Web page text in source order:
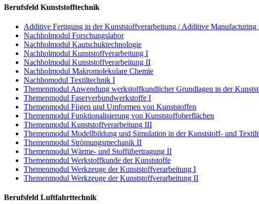
Berufsfeld Kunststofftechnik
Additive Fertigung in der Kunststoffverarbeitung / Additive Manufacturing
Nachholmodul Forschungslabor
Nachholmodul Kautschuktechnologie
Nachholmodul Kunststoffverarbeitung I
Nachholmodul Kunststoffverarbeitung II
Nachholmodul Makromolekulare Chemie
Nachhomodul Textiltechnik I
Themenmodul Anwendung werkstoffkundlicher Grundlagen in der
Themenmodul Faserverbundwerkstoffe I
Themenmodul Fügen und Umformen von Kunststoffen
Themenmodul Funktionalisierung von Kunststoffoberflächen
Themenmodul Kunststoffverarbeitung III
Themenmodul Modellbildung und Simulation in der Kunststoff- und
Themenmodul Strömungsmechanik II
Themenmodul Wärme- und Stoffübertragung II
Themenmodul Werkstoffkunde der Kunststoffe
Themenmodul Werkzeuge der Kunststoffverarbeitung I
Themenmodul Werkzeuge der Kunststoffverarbeitung II
Berufsfeld Luftfahrttechnik